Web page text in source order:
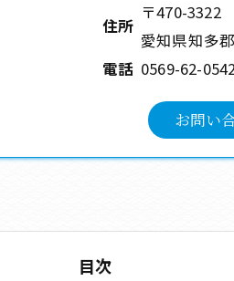
住所
〒470-3322
愛知県知多
電話 0569-62-
お問い
目次